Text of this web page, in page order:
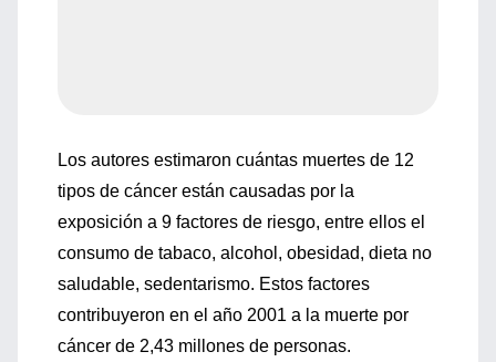
Los autores estimaron cuántas muertes de 12
tipos de cáncer están causadas por la
exposición a 9 factores de riesgo, entre ellos el
consumo de tabaco, alcohol, obesidad, dieta no
saludable, sedentarismo. Estos factores
contribuyeron en el año 2001 a la muerte por
cáncer de 2,43 millones de personas.